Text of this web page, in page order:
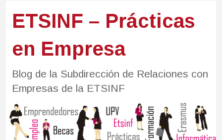
ETSINF – Prácticas
en Empresa
Blog de la Subdirección de Relaciones con
Empresas de la ETSINF